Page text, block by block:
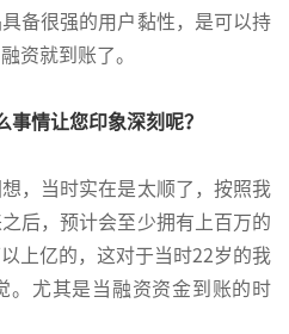
备很强的用户黏性，是可以持
资就到账了。
事情让您印象深刻呢？
，当时实在是太顺了，按照我
后，预计会至少拥有上百万的
上亿的，这对于当时22岁的我
。尤其是当融资资金到账的时